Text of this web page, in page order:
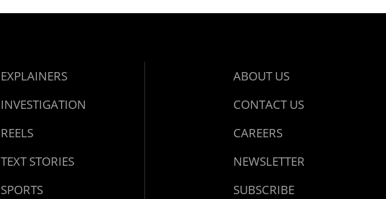
EXPLAINERS
INVESTIGATION
REELS
TEXT STORIES
SPORTS
ABOUT US
CONTACT US
CAREERS
NEWSLETTER
SUBSCRIBE